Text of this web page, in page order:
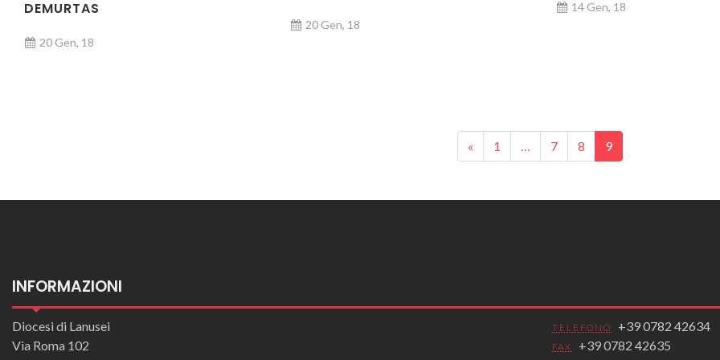
DEMURTAS
20 Gen, 18
20 Gen, 18
14 Gen, 18
« 1 … 7 8 9
INFORMAZIONI
Diocesi di Lanusei
Via Roma 102
TELEFONO +39 0782 42634
FAX
+39 0782 42635